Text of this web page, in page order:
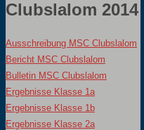
Clubslalom 2014
Ausschreibung MSC Clubslalom
Bericht MSC Clubslalom
Bulletin MSC Clubslalom
Ergebnisse Klasse 1a
Ergebnisse Klasse 1b
Ergebnisse Klasse 2a